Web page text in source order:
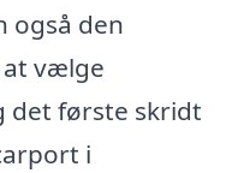
også den
vælge
det første skridt
i